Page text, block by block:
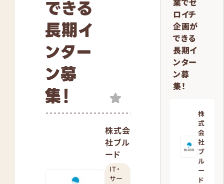
できる
長期イ
ンター
ン募
集！
株式会
社ブル
ード
IT・
サー
ロイチ
企画が
できる
長期イ
ンター
ン募
集！
株
式
会
社
ブ
ル
ー
ド